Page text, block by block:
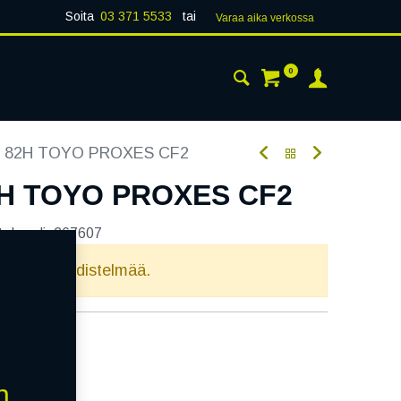
Soita 03 371 5533 tai Varaa aika verk​​​​ossa
0
82H TOYO PROXES CF2
TOYO PROXES CF2
267607
yhdistelmää.